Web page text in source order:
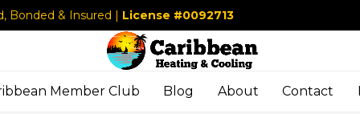
Bonded & Insured | License #0092713
Member Club Blog About Contact